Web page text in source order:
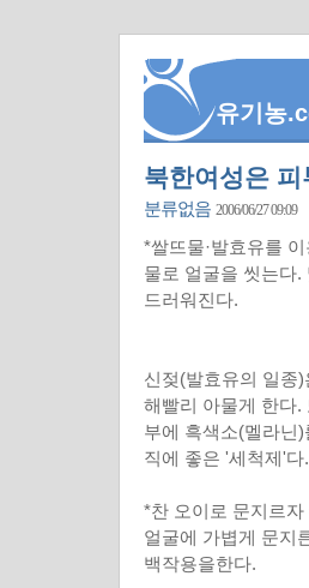
유기농
북한여성은
분류없음 2006/06/27 09:09
*쌀뜨물·발효유를
물로 얼굴을 씻는다
드러워진다.
신젖(발효유의 일종
해빨리 아물게 한다.
부에 흑색소(멜라닌
직에 좋은 '세척제'다.
*찬 오이로 문지르
얼굴에 가볍게 문지
백작용을한다.